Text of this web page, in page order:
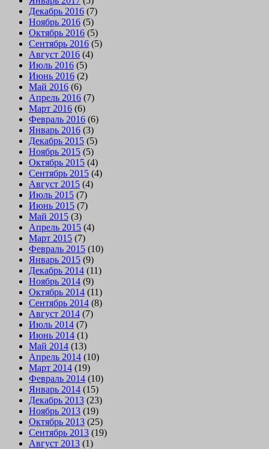
Декабрь 2016 (7)
Ноябрь 2016 (5)
Октябрь 2016 (5)
Сентябрь 2016 (5)
Август 2016 (4)
Июль 2016 (5)
Июнь 2016 (2)
Май 2016 (6)
Апрель 2016 (7)
Март 2016 (6)
Февраль 2016 (6)
Январь 2016 (3)
Декабрь 2015 (5)
Ноябрь 2015 (5)
Октябрь 2015 (4)
Сентябрь 2015 (4)
Август 2015 (4)
Июль 2015 (7)
Июнь 2015 (7)
Май 2015 (3)
Апрель 2015 (4)
Март 2015 (7)
Февраль 2015 (10)
Январь 2015 (9)
Декабрь 2014 (11)
Ноябрь 2014 (9)
Октябрь 2014 (11)
Сентябрь 2014 (8)
Август 2014 (7)
Июль 2014 (7)
Июнь 2014 (1)
Май 2014 (13)
Апрель 2014 (10)
Март 2014 (19)
Февраль 2014 (10)
Январь 2014 (15)
Декабрь 2013 (23)
Ноябрь 2013 (19)
Октябрь 2013 (25)
Сентябрь 2013 (19)
Август 2013 (1)